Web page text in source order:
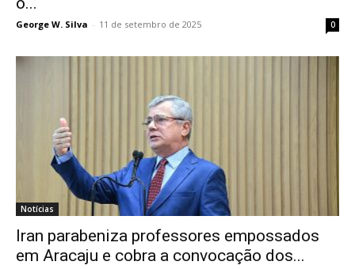
George W. Silva - 11 de setembro de 2025 0
Notícias
​Iran parabeniza professores empossados
em Aracaju e cobra a convocação dos...